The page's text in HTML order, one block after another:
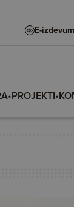
E-
•PROJEKTI•